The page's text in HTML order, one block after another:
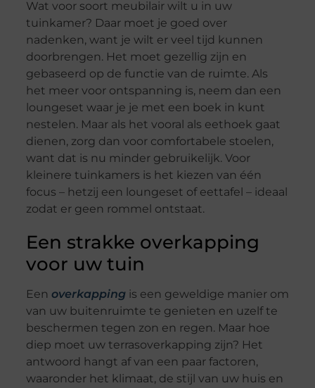
Wat voor soort meubilair wilt u in uw
tuinkamer? Daar moet je goed over
nadenken, want je wilt er veel tijd kunnen
doorbrengen. Het moet gezellig zijn en
gebaseerd op de functie van de ruimte. Als
het meer voor ontspanning is, neem dan een
loungeset waar je je met een boek in kunt
nestelen. Maar als het vooral als eethoek gaat
dienen, zorg dan voor comfortabele stoelen,
want dat is nu minder gebruikelijk. Voor
kleinere tuinkamers is het kiezen van één
focus – hetzij een loungeset of eettafel – ideaal
zodat er geen rommel ontstaat.
Een strakke overkapping
voor uw tuin
Een overkappingis een geweldige manier om
van uw buitenruimte te genieten en uzelf te
beschermen tegen zon en regen. Maar hoe
diep moet uw terrasoverkapping zijn? Het
antwoord hangt af van een paar factoren,
waaronder het klimaat, de stijl van uw huis en